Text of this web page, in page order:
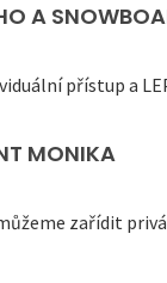
A
přístup a
MONIKA
zařídit